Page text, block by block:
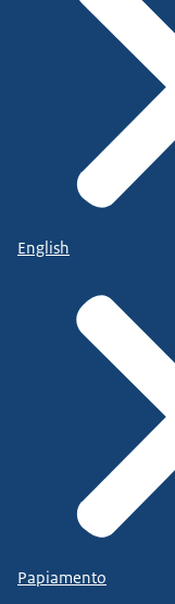
English
Papiamento